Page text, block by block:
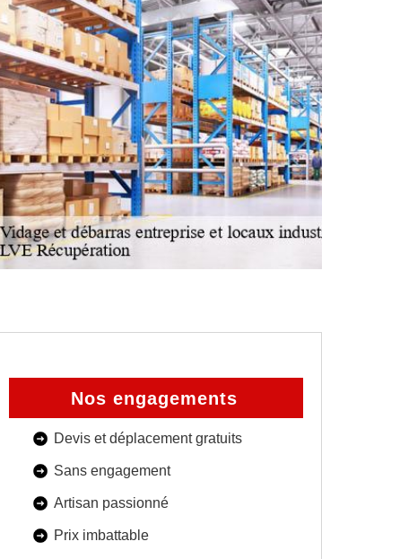
Nos engagements
Devis et déplacement gratuits
Sans engagement
Artisan passionné
Prix imbattable